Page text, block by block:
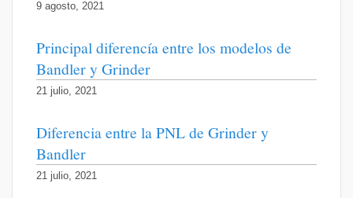
9 agosto, 2021
Principal diferencía entre los modelos de
Bandler y Grinder
21 julio, 2021
Diferencia entre la PNL de Grinder y
Bandler
21 julio, 2021